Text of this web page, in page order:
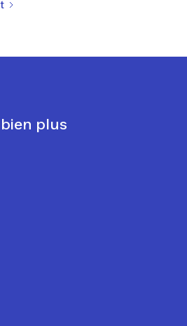
plus